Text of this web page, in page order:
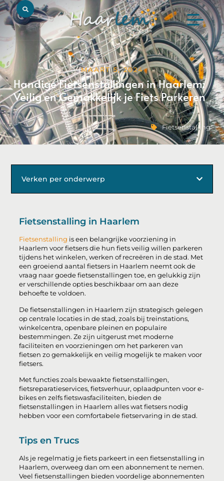
MAART 5, 2024
Handige Fietsenstallingen in Haarlem:
Veilig en Gemakkelijk je Fiets Parkeren
Fietsenstalling
Fietsenstalling in Haarlem
Fietsenstalling is een belangrijke voorziening in
Haarlem voor fietsers die hun fiets veilig willen parkeren
tijdens het winkelen, werken of recreëren in de stad. Met
een groeiend aantal fietsers in Haarlem neemt ook de
vraag naar goede fietsenstallingen toe, en gelukkig zijn
er verschillende opties beschikbaar om aan deze
behoefte te voldoen.
De fietsenstallingen in Haarlem zijn strategisch gelegen
op centrale locaties in de stad, zoals bij treinstations,
winkelcentra, openbare pleinen en populaire
bestemmingen. Ze zijn uitgerust met moderne
faciliteiten en voorzieningen om het parkeren van
fietsen zo gemakkelijk en veilig mogelijk te maken voor
fietsers.
Met functies zoals bewaakte fietsenstallingen,
fietsreparatieservices, fietsverhuur, oplaadpunten voor e-
bikes en zelfs fietswasfaciliteiten, bieden de
fietsenstallingen in Haarlem alles wat fietsers nodig
hebben voor een comfortabele fietservaring in de stad.
Tips en Trucs
Als je regelmatig je fiets parkeert in een fietsenstalling in
Haarlem, overweeg dan om een abonnement te nemen.
Veel fietsenstallingen bieden voordelige abonnementen
Verken per onderwerp